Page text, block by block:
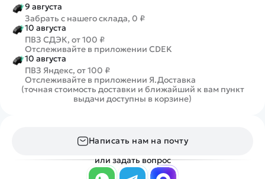
9 августа
Забрать с нашего склада, 0 ₽
10 августа
ПВЗ СДЭК, от 100 ₽
Отслеживайте в приложении CDEK
10 августа
ПВЗ Яндекс, от 100 ₽
Отслеживайте в приложении Я.Доставка
(точная стоимость доставки и ближайший к вам пункт
выдачи доступны в корзине)
Написать нам на почту
или задать вопрос